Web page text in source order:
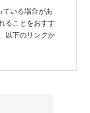
いる場合があ
ることをおすす
以下のリンクか